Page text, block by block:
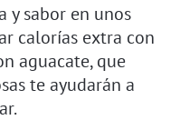
y sabor en unos
calorías extra con
aguacate, que
te ayudarán a